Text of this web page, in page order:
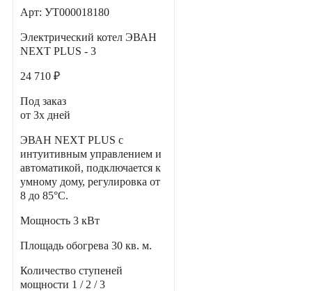
Арт: УТ000018180
Электрический котел ЭВАН
NEXT PLUS - 3
24 710 ₽
Под заказ
от 3х дней
ЭВАН NEXT PLUS с
интуитивным управлением и
автоматикой, подключается к
умному дому, регулировка от
8 до 85°С.
Мощность 3 кВт
Площадь обогрева 30 кв. м.
Количество ступеней
мощности 1 / 2 / 3